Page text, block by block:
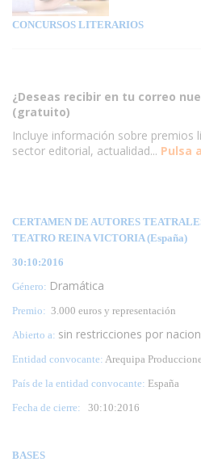
CONCURSOS LITERARIOS
¿Deseas recibir en tu correo
(gratuito)
Incluye información sobre premios
sector editorial, actualidad... Pulsa
CERTAMEN DE AUTORES
TEATRO REINA VICTORIA (España)
30:10:2016
Género: Dramática
Premio: 3.000 euros y representación
Abierto a: sin restricciones por
Entidad convocante: Arequipa
País de la entidad convocante: España
Fecha de cierre: 30:10:2016
BASES